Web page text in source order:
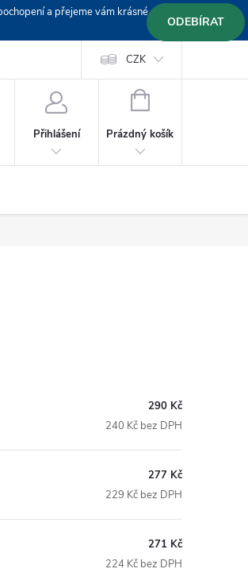
a přejeme vám krásné
Platba GoPay +420 603 319382
CZK
Přihlášení
NÁKUPNÍ
Prázdný košík
ODEBÍRAT
290 Kč
240 Kč bez DPH
277 Kč
229 Kč bez DPH
271 Kč
224 Kč bez DPH